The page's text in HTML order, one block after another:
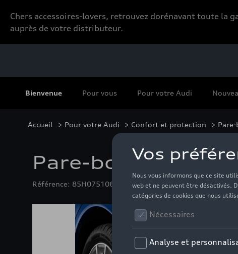
Chers accessoires-lovers, retrouvez dorénavant toute la
auprès de votre distributeur.
Bienvenue Pour vous Pour votre Audi
Accueil > Pour votre Audi > Confort et protection >
Pare-boues arrière
Référence: 85H075106